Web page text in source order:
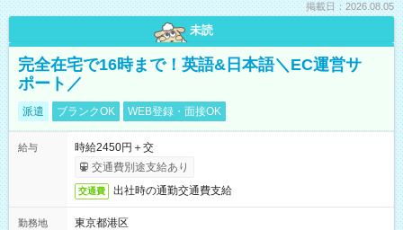
掲載日：2026.08.05
未読
完全在宅で16時まで！英語&日本語＼EC運営サ
ポート／
派遣 ブランクOK WEB登録・面接OK
給与
時給2450円＋交
交通費別途支給あり
交通費 出社時の通勤交通費支給
勤務地
東京都港区